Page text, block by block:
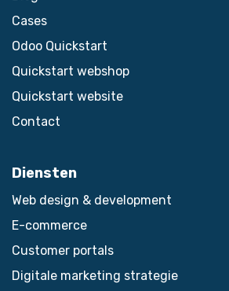
Cases
Odoo Quickstart
Quickstart webshop
Quickstart website
Contact
Diensten
Web design & development
E-commerce
Customer portals
Digitale marketing strategie